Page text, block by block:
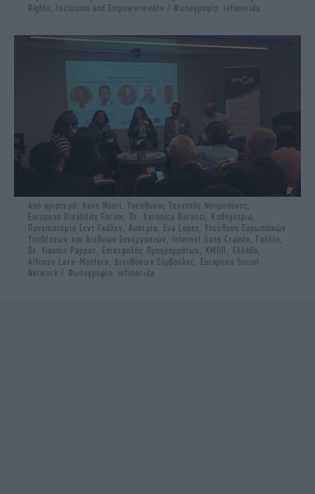
Rights, Inclusion and Empowerment» / Φωτογραφία: iefimerida
Από αριστερά: Kave Noori, Υπεύθυνος Τεχνητής Νοημοσύνης,
European Disability Forum, Dr. Veronica Barassi, Καθηγήτρια,
Πανεπιστήμιο Σεντ Γκάλεν, Αυστρία, Eva Lopez, Υπεύθυνη Ευρωπαϊκών
Υποθέσεων και Διεθνών Συνεργασιών, Internet Sans Crainte, Γαλλία,
Dr. Yiannis Pappas, Επικεφαλής Προγραμμάτων, ΚΜΟΠ, Ελλάδα,
Alfonso Lara-Montero, Διευθύνων Σύμβουλος, European Social
Network / Φωτογραφία: iefimerida